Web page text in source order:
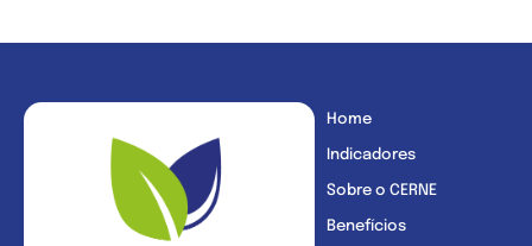
Home
Indicadores
Sobre o CERNE
Benefícios